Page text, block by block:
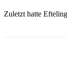
Zuletzt hatte